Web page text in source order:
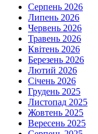
Серпень 2026
Липень 2026
Червень 2026
Травень 2026
Квітень 2026
Березень 2026
Лютий 2026
Січень 2026
Грудень 2025
Листопад 2025
Жовтень 2025
Вересень 2025